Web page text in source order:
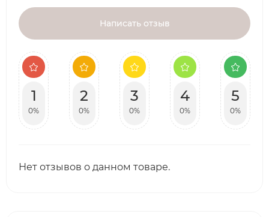
Написать отзыв
1
0%
2
0%
3
0%
4
0%
5
0%
Нет отзывов о данном товаре.